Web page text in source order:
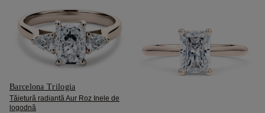
Barcelona Trilogia
Tăietură radiantă Aur Roz Inele de
logodnă